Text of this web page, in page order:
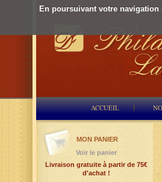
En poursuivant votre
ACCUEIL
MON PANIER
Voir le panier
Livraison gratuite à partir de 75€
d'achat !